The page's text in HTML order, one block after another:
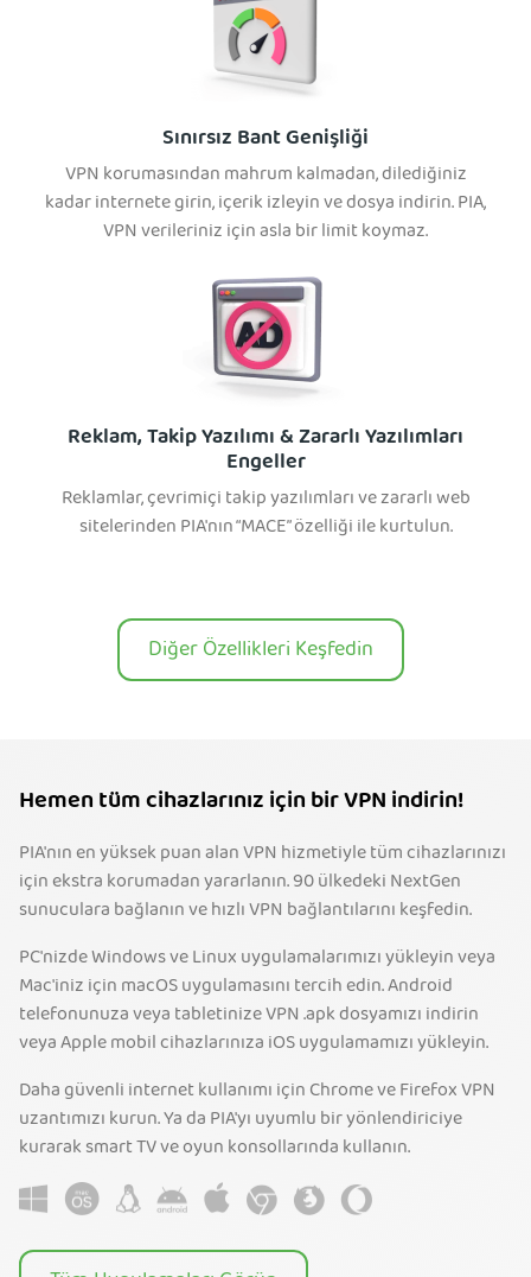
Sınırsız Bant Genişliği
VPN korumasından mahrum kalmadan, dilediğiniz
kadar internete girin, içerik izleyin ve dosya indirin. PIA,
VPN verileriniz için asla bir limit koymaz.
Reklam, Takip Yazılımı & Zararlı Yazılımları
Engeller
Reklamlar, çevrimiçi takip yazılımları ve zararlı web
sitelerinden PIA'nın “MACE” özelliği ile kurtulun.
Diğer Özellikleri Keşfedin
Hemen tüm cihazlarınız için bir VPN indirin!
PIA'nın en yüksek puan alan VPN hizmetiyle tüm cihazlarınızı
için ekstra korumadan yararlanın. 90 ülkedeki NextGen
sunuculara bağlanın ve hızlı VPN bağlantılarını keşfedin.
PC'nizde Windows ve Linux uygulamalarımızı yükleyin veya
Mac'iniz için macOS uygulamasını tercih edin. Android
telefonunuza veya tabletinize VPN .apk dosyamızı indirin
veya Apple mobil cihazlarınıza iOS uygulamamızı yükleyin.
Daha güvenli internet kullanımı için Chrome ve Firefox VPN
uzantımızı kurun. Ya da PIA'yı uyumlu bir yönlendiriciye
kurarak smart TV ve oyun konsollarında kullanın.